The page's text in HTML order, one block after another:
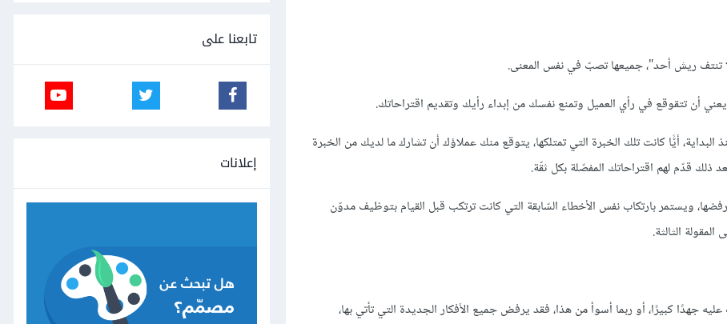
تنتف ريش أحد"، جميعها تصبّ في نفس المعنى.
أن تتقوقع في رأي العميل وتمنع نفسك من إبداء رأيك وتقديم اقتراحاتك.
أيًّا كانت تلك الخبرة التي تمتلكها، يتوقع منك عملاؤك أن تشارك ما لديك من الخبرة
ذلك قدّم لهم اقتراحاتك المفصّلة بكل ثقّة.
ويستمر بارتكاب نفس الأخطاء السّابقة التي كانت ترتكب قبل القيام بتوظيف مدوّن
الثالثة.
كبيرًا، أو ربما أسوأ من هذا، فقد يرفض جميع الأفكار الجديدة التي تأتي بها،
تابعنا على
إعلانات